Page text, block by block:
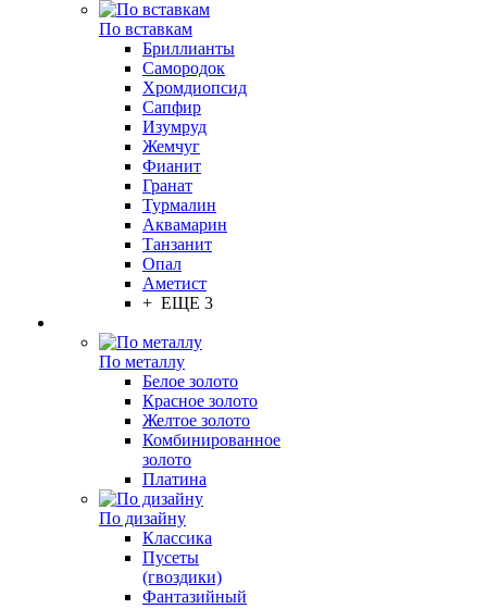
По вставкам
Бриллианты
Самородок
Хромдиопсид
Сапфир
Изумруд
Жемчуг
Фианит
Гранат
Турмалин
Аквамарин
Танзанит
Опал
Аметист
+ ЕЩЕ 3
По металлу
Белое золото
Красное золото
Желтое золото
Комбинированное
золото
Платина
По дизайну
Классика
Пусеты
(гвоздики)
Фантазийный